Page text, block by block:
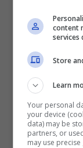
Dettagli su
Stormgateè
tecnologia
content
services
Store
Learn
Your personal
your device
data) may be
partners, or
may use